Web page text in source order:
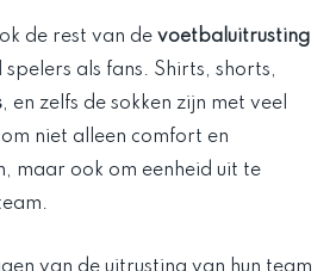
de rest van de voetbaluitrusting
als fans. Shirts, shorts,
, en zelfs de sokken zijn met veel
niet alleen comfort en
maar ook om eenheid uit te